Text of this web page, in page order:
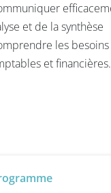
et de la synthèse
les
et financières.